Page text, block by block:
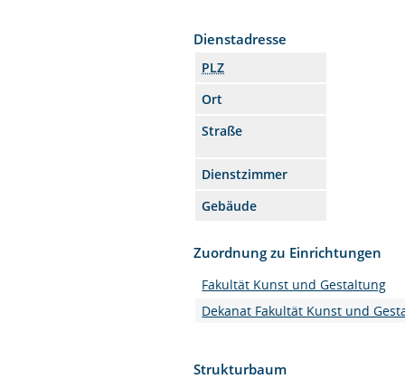
Dienstadresse
PLZ
Ort
Straße
Dienstzimmer
Gebäude
Zuordnung zu Einrichtungen
Fakultät Kunst und Gestaltung
Dekanat Fakultät Kunst und
Strukturbaum